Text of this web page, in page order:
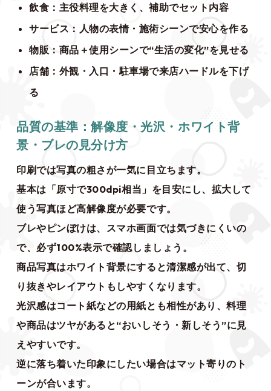
飲食：主役料理を大きく、補助でセット内容
サービス：人物の表情・施術シーンで安心を作る
物販：商品＋使用シーンで“生活の変化”を見せる
店舗：外観・入口・駐車場で来店ハードルを下げ
る
品質の基準：解像度・光沢・ホワイト背
景・ブレの見分け方
印刷では写真の粗さが一気に目立ちます。
基本は「原寸で300dpi相当」を目安にし、拡大して
使う写真ほど高解像度が必要です。
ブレやピンぼけは、スマホ画面では気づきにくいの
で、必ず100%表示で確認しましょう。
商品写真はホワイト背景にすると清潔感が出て、切
り抜きやレイアウトもしやすくなります。
光沢感はコート紙などの用紙とも相性があり、料理
や商品はツヤがあると“おいしそう・新しそう”に見
えやすいです。
逆に落ち着いた印象にしたい場合はマット寄りのト
ーンが合います。